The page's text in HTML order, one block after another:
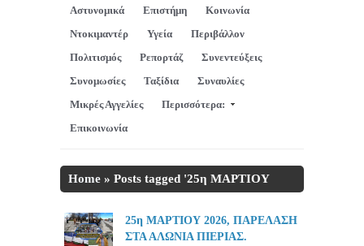
Αστυνομικά
Επιστήμη
Κοινωνία
Ντοκιμαντέρ
Υγεία
Περιβάλλον
Πολιτισμός
Ρεπορτάζ
Συνεντεύξεις
Συνομωσίες
Ταξίδια
Συναυλίες
Μικρές Αγγελίες
Περισσότερα:
Επικοινωνία
Home » Posts tagged '25η ΜΑΡΤΙΟΥ
25η ΜΑΡΤΙΟΥ 2026, ΠΑΡΕΛΑΣΗ
ΣΤΑ ΑΛΩΝΙΑ ΠΙΕΡΙΑΣ.